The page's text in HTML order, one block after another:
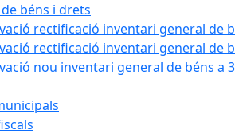
béns i drets
rectificació inventari general de
rectificació inventari general de
nou inventari general de béns a